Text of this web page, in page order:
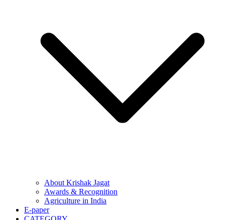
About Krishak Jagat
Awards & Recognition
Agriculture in India
E-paper